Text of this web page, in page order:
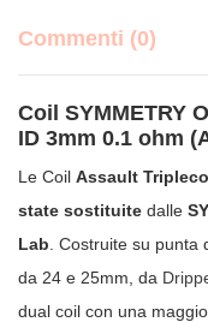
Commenti (0)
Coil SYMMETRY
ID 3mm 0.1 ohm
Le Coil Assault
state sostituite dalle
Lab . Costruite su
da 24 e 25mm, da
dual coil con una